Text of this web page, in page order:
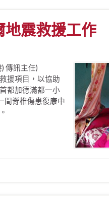
震救援工作
傳訊主任)
援項目，以協助
都加德滿都一小
間脊椎傷患復康中